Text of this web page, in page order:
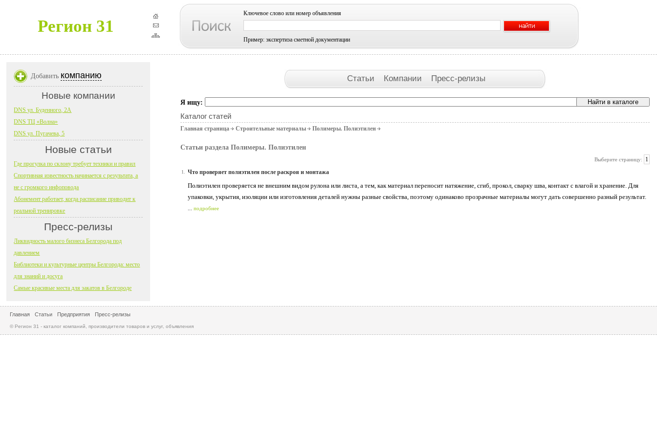
Регион 31
Ключевое слово или номер объявления
Пример: экспертиза сметной документации
Статьи Компании Пресс-релизы
Я ищу:
Каталог статей
Главная страница Строительные материалы Полимеры. Полиэтилен
Статьи раздела Полимеры. Полиэтилен
Выберите страницу: 1
1. Что проверяет полиэтилен после раскроя и монтажа
Полиэтилен проверяется не внешним видом рулона или листа, а тем, как материал переносит натяжение, сгиб, прокол, сварку шва, контакт с влагой и хранение. Для
упаковки, укрытия, изоляции или изготовления деталей нужны разные свойства, поэтому одинаково прозрачные материалы могут дать совершенно разный результат.
подробнее
Добавить компанию
Новые компании
DNS ул. Буденного, 2А
DNS ТЦ «Волна»
DNS ул. Пугачева, 5
Новые статьи
Где прогулка по склону требует техники и правил
Спортивная известность начинается с результата, а
не с громкого инфоповода
Абонемент работает, когда расписание приводит к
реальной тренировке
Пресс-релизы
Ликвидность малого бизнеса Белгорода под
давлением
Библиотеки и культурные центры Белгорода: место
для знаний и досуга
Самые красивые места для закатов в Белгороде
Главная Статьи Предприятия Пресс-релизы
© Регион 31 - каталог компаний, производители товаров и услуг, объявления